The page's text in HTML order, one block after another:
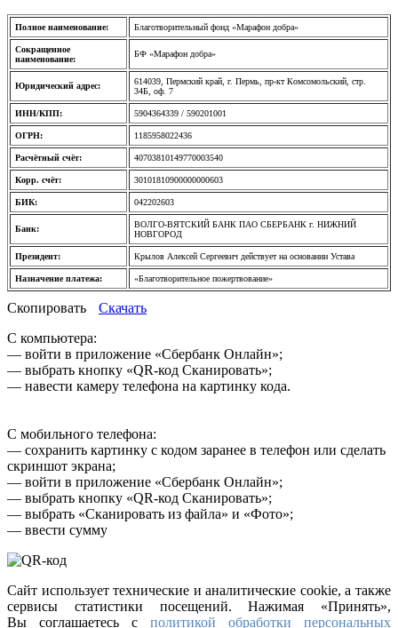
Полное наименование: Благотворительный фонд «Марафон добра»
Сокращенное
наименование:
БФ «Марафон добра»
Юридический адрес:
614039, Пермский край, г. Пермь, пр-кт Комсомольский, стр.
34Б, оф. 7
ИНН/КПП: 5904364339 / 590201001
ОГРН: 1185958022436
Расчётный счёт: 40703810149770003540
Корр. счёт: 30101810900000000603
БИК: 042202603
Банк:
ВОЛГО-ВЯТСКИЙ БАНК ПАО СБЕРБАНК г. НИЖНИЙ
НОВГОРОД
Президент: Крылов Алексей Сергеевич действует на основании Устава
Назначение платежа: «Благотворительное пожертвование»
Скопировать
Скачать
С компьютера:
— войти в приложение «Сбербанк Онлайн»;
— выбрать кнопку «QR-код Сканировать»;
— навести камеру телефона на картинку кода.
С мобильного телефона:
— сохранить картинку с кодом заранее в телефон или сделать
скриншот экрана;
— войти в приложение «Сбербанк Онлайн»;
— выбрать кнопку «QR-код Сканировать»;
— выбрать «Сканировать из файла» и «Фото»;
— ввести сумму
Сайт использует технические и аналитические cookie, а также
сервисы статистики посещений. Нажимая «Принять»,
Вы соглашаетесь с политикой обработки персональных